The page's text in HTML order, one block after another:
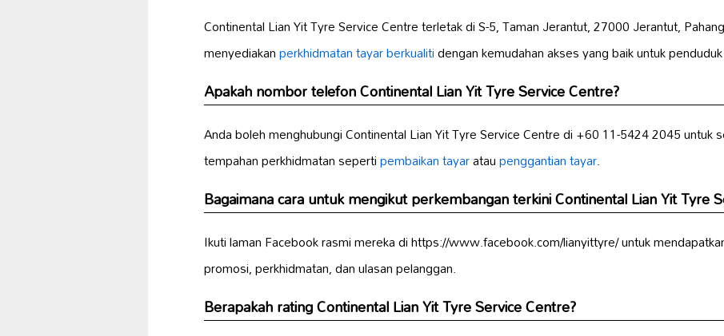
Continental Lian Yit Tyre Service Centre terletak di S-5, Taman Jerantut, 27000 Jerantut,
menyediakanperkhidmatan tayar berkualitidengan kemudahan akses yang baik untuk
Apakah nombor telefon Continental Lian Yit Tyre Service Centre?
Anda boleh menghubungi Continental Lian Yit Tyre Service Centre di +60 11-5424 2045 untuk
tempahan perkhidmatan sepertipembaikan tayarataupenggantian tayar.
Bagaimana cara untuk mengikut perkembangan terkini Continental Lian Yit Tyre
Ikuti laman Facebook rasmi mereka di https://www.facebook.com/lianyittyre/ untuk
promosi, perkhidmatan, dan ulasan pelanggan.
Berapakah rating Continental Lian Yit Tyre Service Centre?